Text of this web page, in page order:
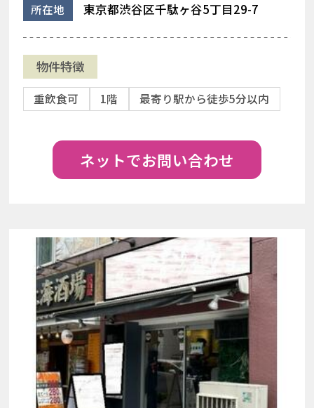
所在地 東京都渋谷区千駄ヶ谷5丁目29-7
物件特徴
重飲食可 1階 最寄り駅から徒歩5分以内
ネットでお問い合わせ